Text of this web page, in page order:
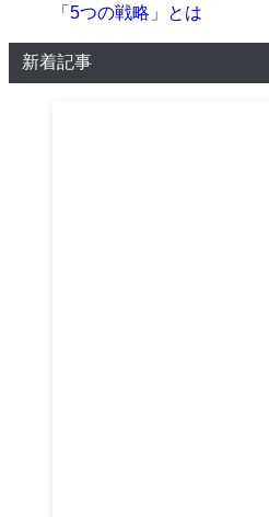
「5つの戦略」とは
新着記事